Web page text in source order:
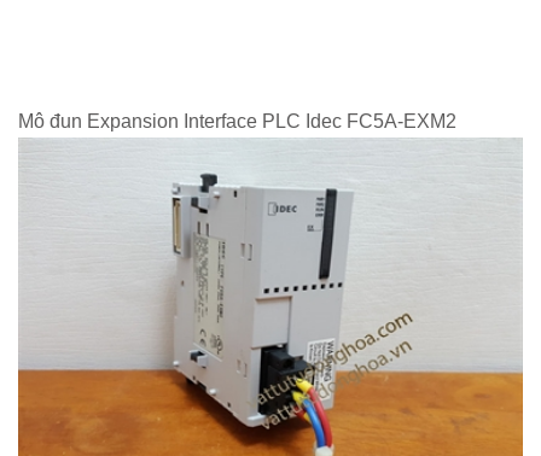
Mô đun Expansion Interface PLC Idec FC5A-EXM2